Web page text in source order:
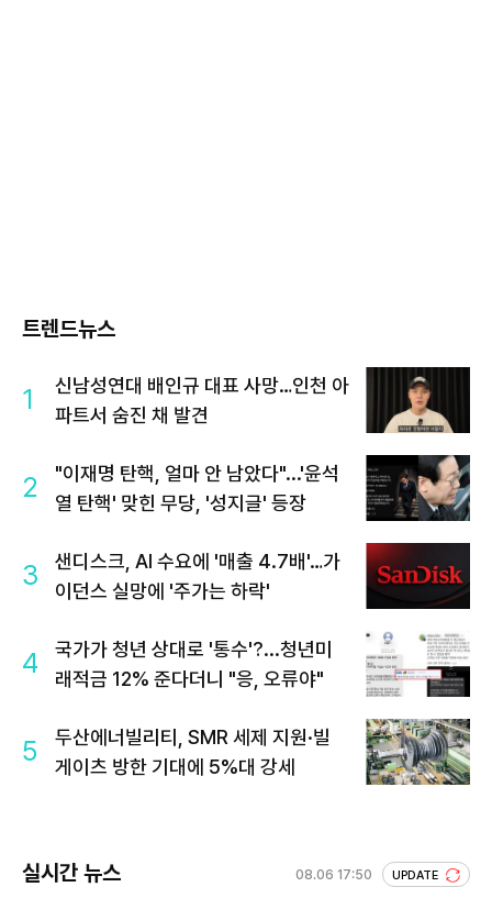
트렌드뉴스
1
신남성연대 배인규 대표 사망…인천 아
파트서 숨진 채 발견
2
"이재명 탄핵, 얼마 안 남았다"...'윤석
열 탄핵' 맞힌 무당, '성지글' 등장
3
샌디스크, AI 수요에 '매출 4.7배'…가
이던스 실망에 '주가는 하락'
4
국가가 청년 상대로 '통수'?...청년미
래적금 12% 준다더니 "응, 오류야"
5
두산에너빌리티, SMR 세제 지원·빌
게이츠 방한 기대에 5%대 강세
실시간 뉴스 08.06 17:50 UPDATE